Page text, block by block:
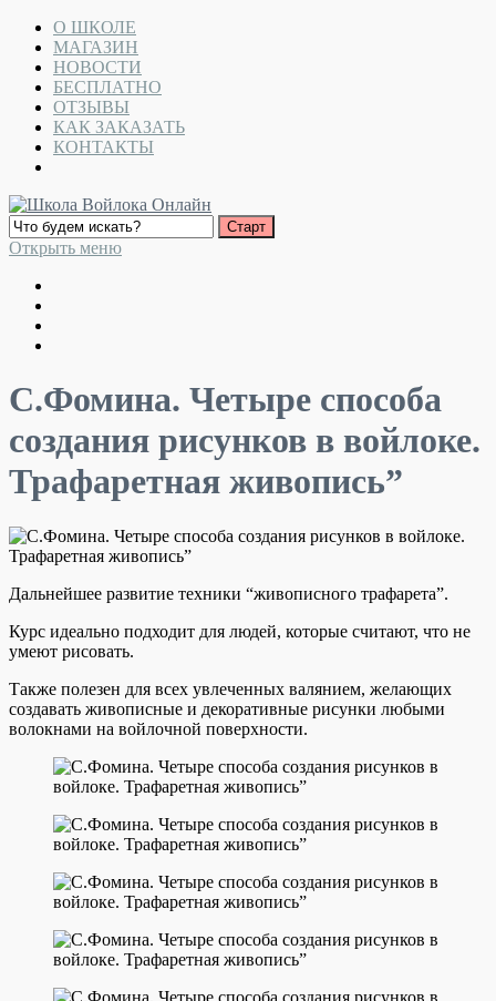
О ШКОЛЕ
МАГАЗИН
НОВОСТИ
БЕСПЛАТНО
ОТЗЫВЫ
КАК ЗАКАЗАТЬ
КОНТАКТЫ
Открыть меню
С.Фомина. Четыре способа
создания рисунков в войлоке.
Трафаретная живопись”
Дальнейшее развитие техники “живописного трафарета”.
Курс идеально подходит для людей, которые считают, что не
умеют рисовать.
Также полезен для всех увлеченных валянием, желающих
создавать живописные и декоративные рисунки любыми
волокнами на войлочной поверхности.